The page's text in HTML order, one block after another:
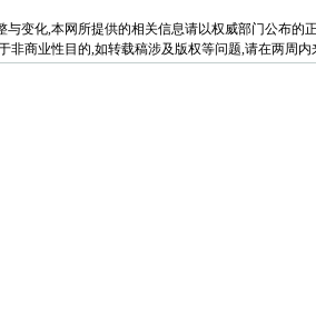
变化,本网所提供的相关信息请以权威部门公布的
非商业性目的,如转载稿涉及版权等问题,请在两周内